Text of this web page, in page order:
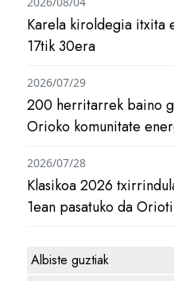
Karela kiroldegia itxita
17tik 30era
200 herritarrek baino
Orioko komunitate
2026/07/29
Klasikoa 2026
1ean pasatuko da
2026/07/28
Albiste guztiak